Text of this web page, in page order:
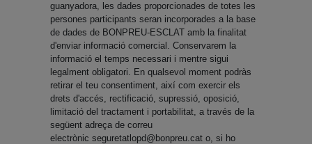
guanyadora, les dades proporcionades de totes les
persones participants seran incorporades a la base
de dades de BONPREU-ESCLAT amb la finalitat
d'enviar informació comercial. Conservarem la
informació el temps necessari i mentre sigui
legalment obligatori. En qualsevol moment podràs
retirar el teu consentiment, així com exercir els
drets d'accés, rectificació, supressió, oposició,
limitació del tractament i portabilitat, a través de la
següent adreça de correu
electrònic seguretatlopd@bonpreu.cat o, si ho